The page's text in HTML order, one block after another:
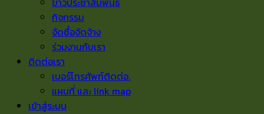
กิจกรรม
จัดซื้อจัดจ้าง
ร่วมงานกับเรา
ติดต่อเรา
เบอร์โทรศัพท์ติดต่อ.
แผนที่ และ link map
เข้าสู่ระบบ